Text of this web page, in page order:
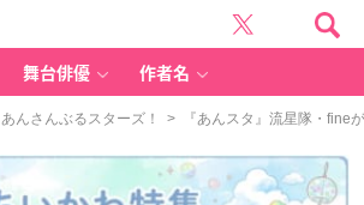
舞台俳優 作者名
あんさんぶるスターズ！ > 『あんスタ』流星隊・fine